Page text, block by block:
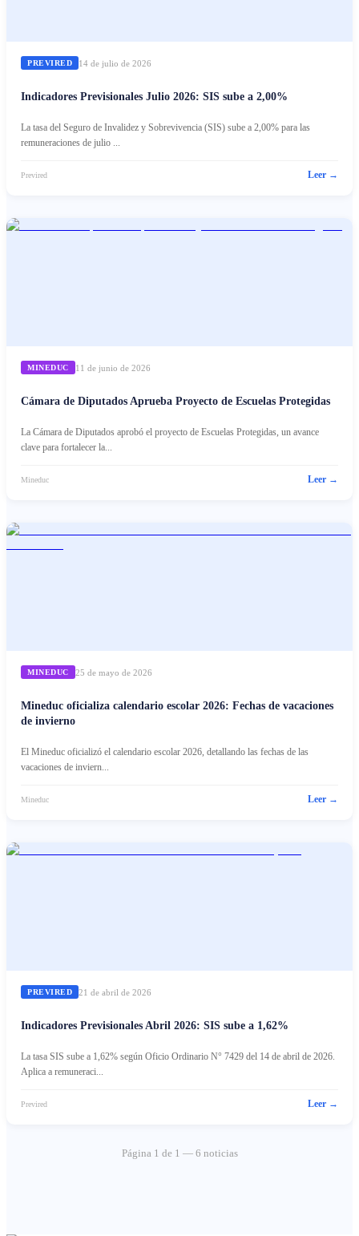
PREVIRED 14 de julio de 2026
Indicadores Previsionales Julio 2026: SIS sube a 2,00%
La tasa del Seguro de Invalidez y Sobrevivencia (SIS) sube a 2,00% para las
remuneraciones de julio ...
Previred Leer →
MINEDUC 11 de junio de 2026
Cámara de Diputados Aprueba Proyecto de Escuelas Protegidas
La Cámara de Diputados aprobó el proyecto de Escuelas Protegidas, un avance
clave para fortalecer la...
Mineduc Leer →
MINEDUC 25 de mayo de 2026
Mineduc oficializa calendario escolar 2026: Fechas de vacaciones
de invierno
El Mineduc oficializó el calendario escolar 2026, detallando las fechas de las
vacaciones de inviern...
Mineduc Leer →
PREVIRED 21 de abril de 2026
Indicadores Previsionales Abril 2026: SIS sube a 1,62%
La tasa SIS sube a 1,62% según Oficio Ordinario N° 7429 del 14 de abril de 2026.
Aplica a remuneraci...
Previred Leer →
Página 1 de 1 — 6 noticias